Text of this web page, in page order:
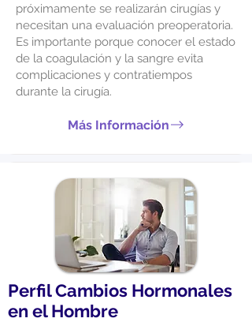
próximamente se realizarán cirugías y
necesitan una evaluación preoperatoria.
Es importante porque conocer el estado
de la coagulación y la sangre evita
complicaciones y contratiempos
durante la cirugía.
Más Información
Perfil Cambios Hormonales
en el Hombre